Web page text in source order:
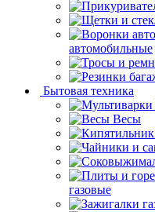
автомобильные
Бытовая техника
Весы
газовые